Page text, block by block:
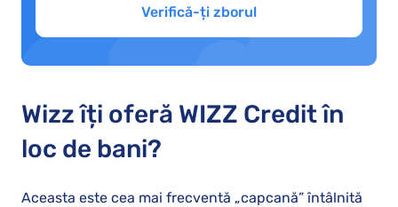
Verifică-ți zborul
Wizz îți oferă WIZZ Credit în
loc de bani?
Aceasta este cea mai frecventă „capcană” întâlnită